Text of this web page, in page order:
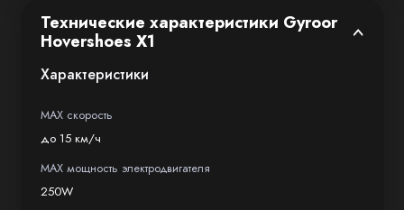
принимают горизонтальное положение
и удерживают равновесие в пространстве
(Встроенные гироскопы отвечают
у ховершузов отсутствуют крепления для ног).
Каждый электроролик оснащен одинаковыми
электромотором и аккумулятором, таким
образом ходовые параметры каждого ролика
Технические характеристики Gyroor
Hovershoes X1
Характеристики
MAX скорость
до 15 км/ч
MAX мощность электродвигателя
250W